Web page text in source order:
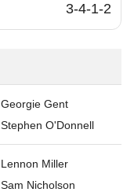
3-4-1-2
Georgie Gent
Stephen O'Donnell
Lennon Miller
Sam Nicholson